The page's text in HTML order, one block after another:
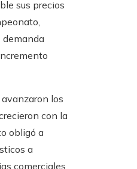
sus precios
demanda
los
con la
obligó a
a
comerciales